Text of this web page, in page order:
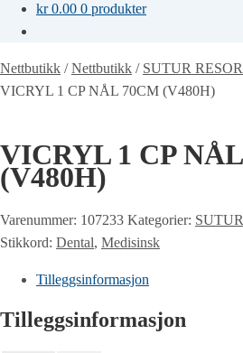
kr0.00 0 produkter
Nettbutikk /Nettbutikk / SUTUR
VICRYL 1 CP NÅL 70CM (V480H)
VICRYL 1 CP
(V480H)
Varenummer: 107233 Kategorier:
Stikkord: Dental, Medisinsk
Tilleggsinformasjon
Tilleggsinformasjon